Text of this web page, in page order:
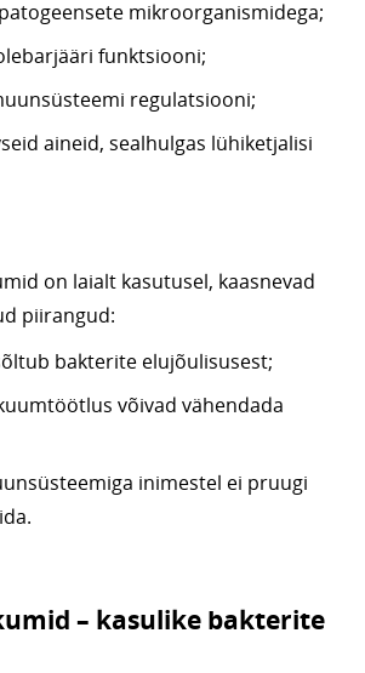
mikroorganismidega;
funktsiooni;
regulatsiooni;
aineid, sealhulgas lühiketjalisi
on laialt kasutusel, kaasnevad
piirangud:
bakterite elujõulisusest;
võivad vähendada
inimestel ei pruugi
– kasulike bakterite